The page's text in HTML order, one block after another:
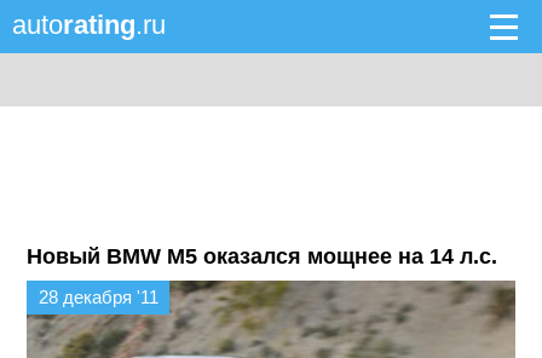
autorating.ru
Новый BMW M5 оказался мощнее на 14 л.с.
28 декабря '11